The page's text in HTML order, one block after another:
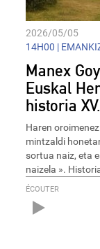
2026/05/05
14H00 |
Manex
Euskal
historia
Haren
mintzaldi
sortua naiz, eta
naizela ».
ÉCOUTER